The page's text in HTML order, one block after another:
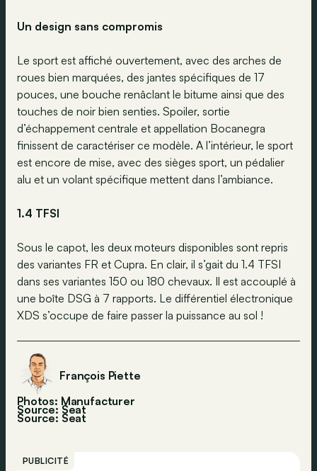
Un design sans compromis
Le sport est affiché ouvertement, avec des arches de
roues bien marquées, des jantes spécifiques de 17
pouces, une bouche renâclant le bitume ainsi que des
touches de noir bien senties. Spoiler, sortie
d’échappement centrale et appellation Bocanegra
finissent de caractériser ce modèle. A l’intérieur, le sport
est encore de mise, avec des sièges sport, un pédalier
alu et un volant spécifique mettent dans l’ambiance.
1.4 TFSI
Sous le capot, les deux moteurs disponibles sont repris
des variantes FR et Cupra. En clair, il s’gait du 1.4 TFSI
dans ses variantes 150 ou 180 chevaux. Il est accouplé à
une boîte DSG à 7 rapports. Le différentiel électronique
XDS s’occupe de faire passer la puissance au sol !
François Piette
Photos: Manufacturer
Source: Seat
Source: Seat
PUBLICITÉ